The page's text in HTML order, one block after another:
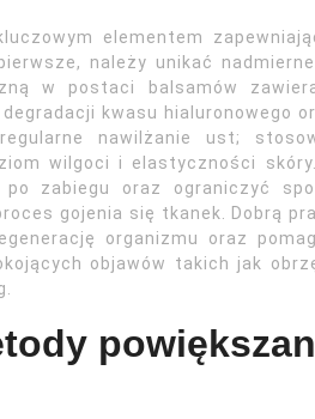
elementem
należy unikać
w postaci balsamów
kwasu hialuronowego
nawilżanie ust;
wilgoci i elastyczności
zabiegu oraz ograniczyć
gojenia się tkanek. Dobrą
organizmu oraz
objawów takich jak